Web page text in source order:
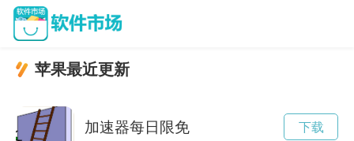
苹果最近更新
加速器每日限免 下载